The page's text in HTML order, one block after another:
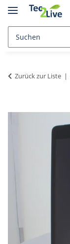
Zurück zur Liste